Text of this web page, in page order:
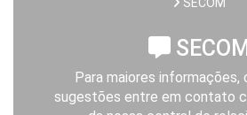
SECOM
Para maiores
sugestões entre em contato